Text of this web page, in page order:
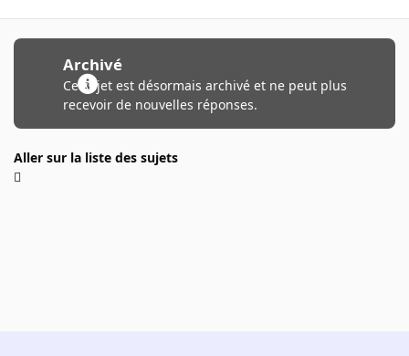
Archivé
Ce sujet est désormais archivé et ne peut plus
recevoir de nouvelles réponses.
Aller sur la liste des sujets